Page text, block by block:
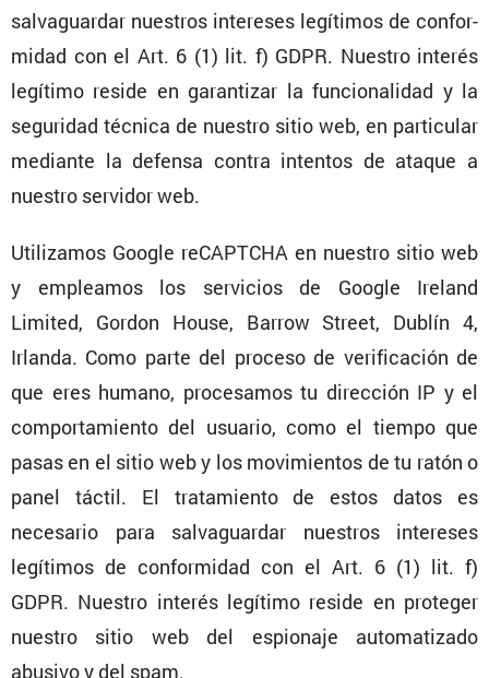
salva­guardar nuestros intereses legítimos de confor­
midad con el Art. 6 (1) lit. f) GDPR. Nuestro interés
legítimo reside en garan­tizar la funcio­na­lidad y la
seguridad técnica de nuestro sitio web, en parti­cular
mediante la defensa contra intentos de ataque a
nuestro servidor web.
Utili­zamos Google reCAPTCHA en nuestro sitio web
y empleamos los servi­cios de Google Ireland
Limited, Gordon House, Barrow Street, Dublín 4,
Irlanda. Como parte del proceso de verifi­ca­ción de
que eres humano, proce­samos tu direc­ción IP y el
compor­ta­miento del usuario, como el tiempo que
pasas en el sitio web y los movimientos de tu ratón o
panel táctil. El trata­miento de estos datos es
necesario para salva­guardar nuestros intereses
legítimos de confor­midad con el Art. 6 (1) lit. f)
GDPR. Nuestro interés legítimo reside en proteger
nuestro sitio web del espio­naje automa­ti­zado
abusivo y del spam.